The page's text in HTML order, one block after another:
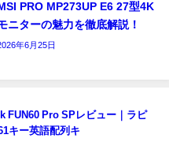
PRO MP273UP E6 27型4K
ニターの魅力を徹底解説！
年6月25日
FUN60 Pro SPレビュー｜ラピ
キー英語配列キ